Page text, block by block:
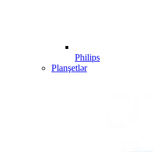
Philips
Planşetlər